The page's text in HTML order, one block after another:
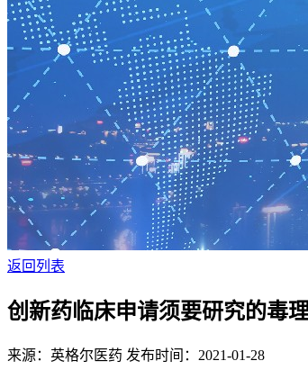
返回列表
创新药临床申请须要研究的毒
来源：英格尔医药 发布时间：2021-01-28